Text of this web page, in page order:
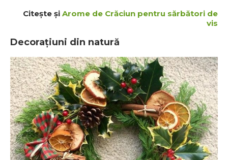
Citeşte şi Arome de Crăciun pentru sărbători de
vis
Decoraţiuni din natură